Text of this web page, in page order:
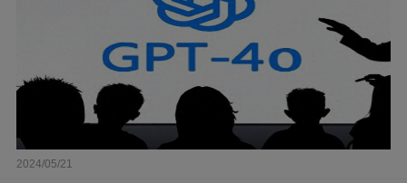
2024/05/21